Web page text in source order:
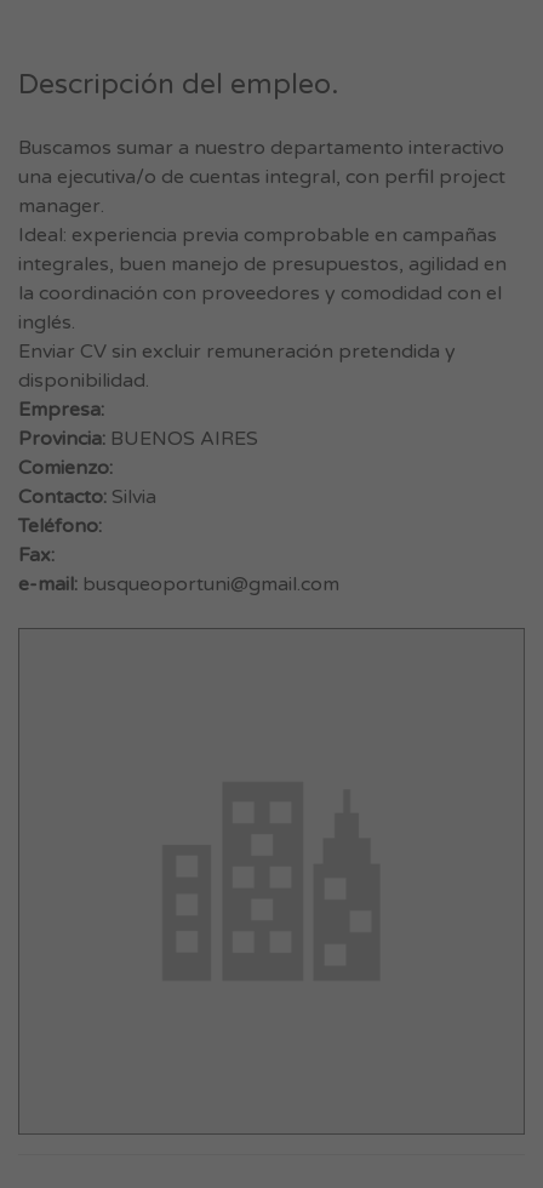
Descripción del empleo.
Buscamos sumar a nuestro departamento interactivo
una ejecutiva/o de cuentas integral, con perfil project
manager.
Ideal: experiencia previa comprobable en campañas
integrales, buen manejo de presupuestos, agilidad en
la coordinación con proveedores y comodidad con el
inglés.
Enviar CV sin excluir remuneración pretendida y
disponibilidad.
Empresa:
Provincia: BUENOS AIRES
Comienzo:
Contacto: Silvia
Teléfono:
Fax:
e-mail: busqueoportuni@gmail.com